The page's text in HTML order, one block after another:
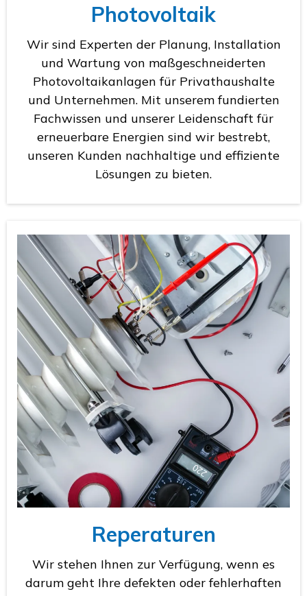
Photovoltaik
Wir sind Experten der Planung, Installation
und Wartung von maßgeschneiderten
Photovoltaikanlagen für Privathaushalte
und Unternehmen. Mit unserem fundierten
Fachwissen und unserer Leidenschaft für
erneuerbare Energien sind wir bestrebt,
unseren Kunden nachhaltige und effiziente
Lösungen zu bieten.
Reperaturen
Wir stehen Ihnen zur Verfügung, wenn es
darum geht Ihre defekten oder fehlerhaften